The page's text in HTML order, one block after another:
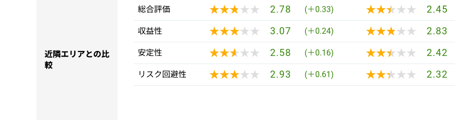
近隣エリアとの比
較
総合評価 ★★★★★
★★★★★ 2.78 (＋0.33) ★★★★★
★★★★★ 2.45
収益性 ★★★★★
★★★★★ 3.07 (＋0.24) ★★★★★
★★★★★ 2.83
安定性 ★★★★★
★★★★★ 2.58 (＋0.16) ★★★★★
★★★★★ 2.42
リスク回避性 ★★★★★
★★★★★ 2.93 (＋0.61) ★★★★★
★★★★★ 2.32